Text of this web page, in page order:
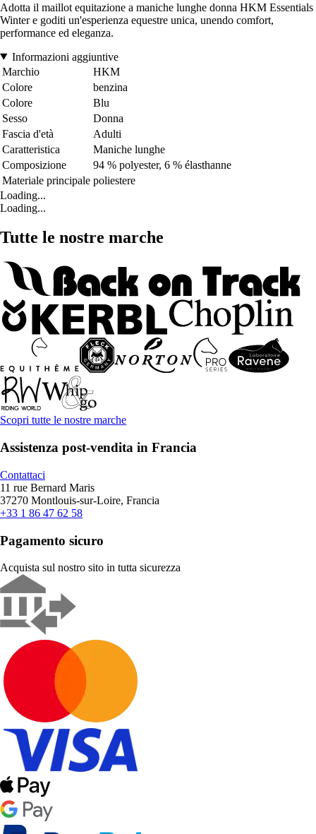
Adotta il maillot equitazione a maniche lunghe donna HKM Essentials
Winter e goditi un'esperienza equestre unica, unendo comfort,
performance ed eleganza.
Informazioni aggiuntive
Marchio
HKM
Colore
benzina
Colore
Blu
Sesso
Donna
Fascia d'età
Adulti
Caratteristica
Maniche lunghe
Composizione
94 % polyester, 6 % élasthanne
Materiale principale poliestere
Loading...
Loading...
Tutte le nostre marche
Scopri tutte le nostre marche
Assistenza post-vendita in Francia
Contattaci
11 rue Bernard Maris
37270 Montlouis-sur-Loire, Francia
+33 1 86 47 62 58
Pagamento sicuro
Acquista sul nostro sito in tutta sicurezza